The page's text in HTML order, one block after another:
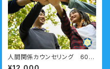
人間関係カウンセリング 60
分 ー職場・友人・仲間・ママ友